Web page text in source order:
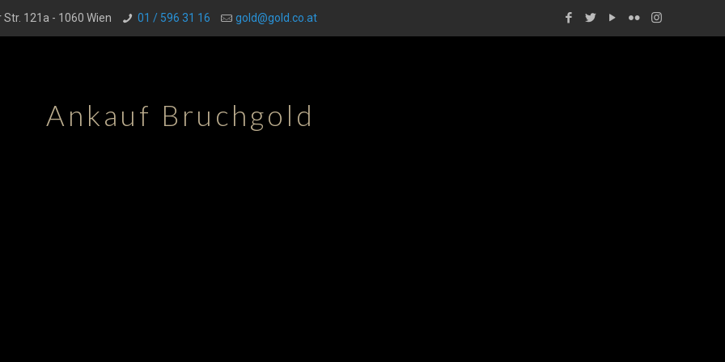
121a - 1060 Wien 01 / 596 31 16 gold@gold.co.at
Ankauf Bruchgold